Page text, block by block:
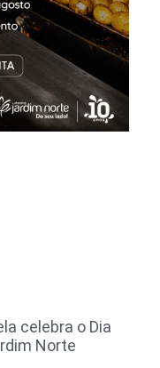
celebra o Dia
Norte